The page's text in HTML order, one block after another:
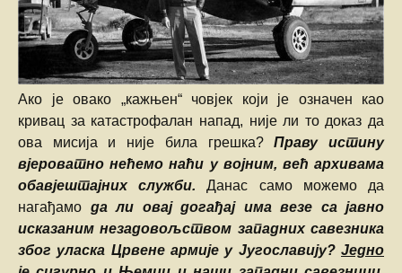
Ако је овако „кажњен“ човјек који је означен као
кривац за катастрофалан напад, није ли то доказ да
ова мисија и није била грешка?Праву истину
вјероватно нећемо наћи у војним, већ архивама
обавјештајних служби. Данас само можемо да
нагађамо да ли овај догађај има везе са јавно
исказаним незадовољством западних савезника
због уласка Црвене армије у Југославију? Једно